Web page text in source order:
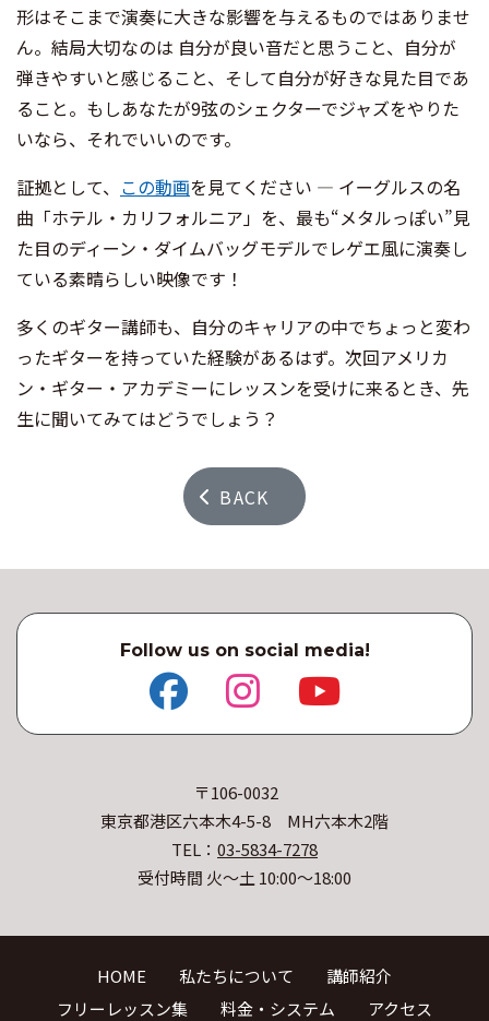
形はそこまで演奏に大きな影響を与えるものではありませ
ん。結局大切なのは 自分が良い音だと思うこと、自分が
弾きやすいと感じること、そして自分が好きな見た目であ
ること。もしあなたが9弦のシェクターでジャズをやりた
いなら、それでいいのです。
証拠として、 この動画を見てください ― イーグルスの名
曲「ホテル・カリフォルニア」を、最も“メタルっぽい”見
た目のディーン・ダイムバッグモデルでレゲエ風に演奏し
ている素晴らしい映像です！
多くのギター講師も、自分のキャリアの中でちょっと変わ
ったギターを持っていた経験があるはず。次回アメリカ
ン・ギター・アカデミーにレッスンを受けに来るとき、先
生に聞いてみてはどうでしょう？
BACK
Follow us on social media!
〒106-0032
東京都港区六本木4-5-8 MH六本木2階
TEL： 03-5834-7278
受付時間 火〜土 10:00〜18:00
HOME 私たちについて
講師紹介
フリーレッスン集
料金・システム アクセス